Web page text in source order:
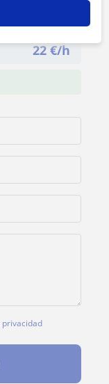
22 €/h
privacidad